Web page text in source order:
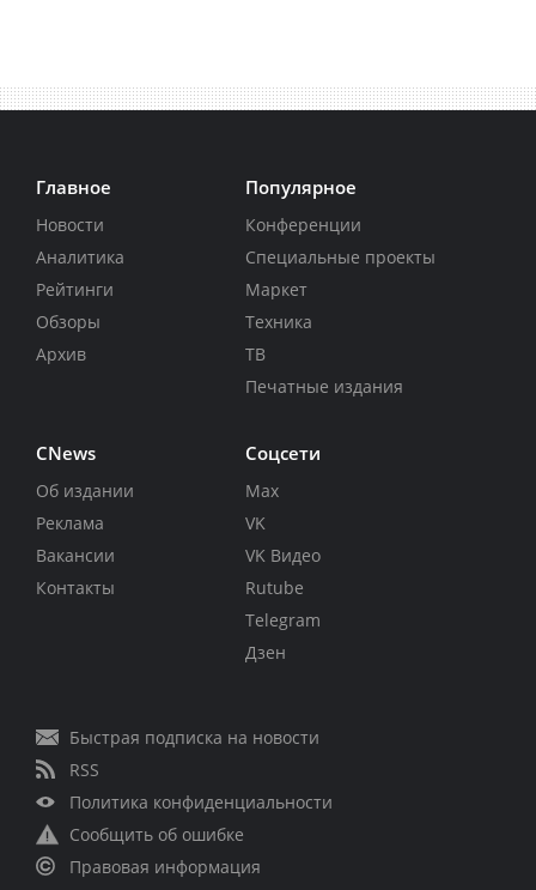
Главное
Новости
Аналитика
Рейтинги
Обзоры
Архив
Популярное
Конференции
Специальные проекты
Маркет
Техника
ТВ
Печатные издания
CNews
Об издании
Реклама
Вакансии
Контакты
Соцсети
Max
VK
VK Видео
Rutube
Telegram
Дзен
Быстрая подписка на новости
RSS
Политика конфиденциальности
Сообщить об ошибке
Правовая информация